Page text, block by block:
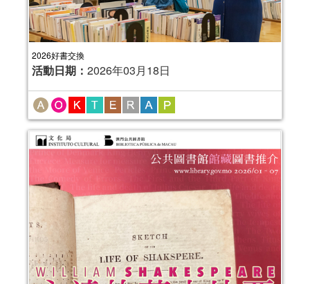
2026好書交換
活動日期： 2026年03月18日